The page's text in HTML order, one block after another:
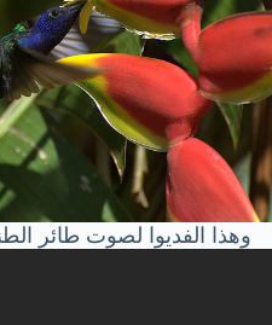
وهذا الفديوا لصوت طائر